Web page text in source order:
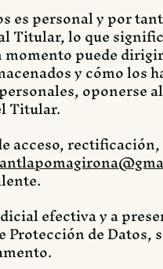
es personal y por
lo que
puede
y cómo
Titular.
acceso,
efectiva y a
Protección de